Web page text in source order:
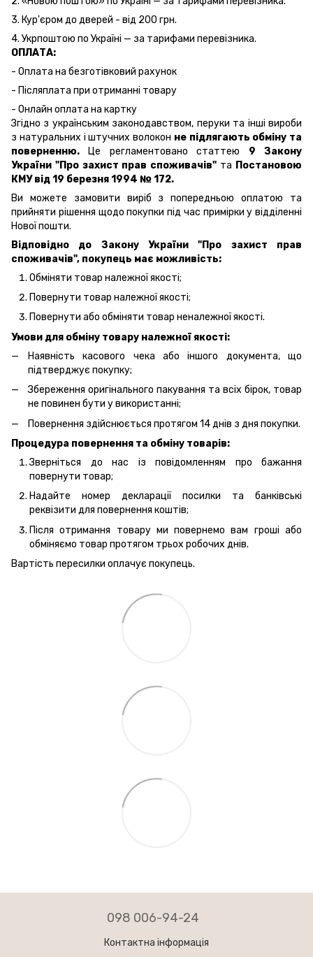
3. Кур'єром до дверей - від 200 грн.
4. Укрпоштою по Україні — за тарифами перевізника.
ОПЛАТА:
- Оплата на безготівковий рахунок
- Післяплата при отриманні товару
- Онлайн оплата на картку
Згідно з українським законодавством, перуки та інші вироби
з натуральних і штучних волокон не підлягають обміну та
поверненню. Це регламентовано статтею 9 Закону
України "Про захист прав споживачів" та Постановою
КМУ від 19 березня 1994 № 172.
Ви можете замовити виріб з попередньою оплатою та
прийняти рішення щодо покупки під час примірки у відділенні
Нової пошти.
Відповідно до Закону України "Про захист прав
споживачів", покупець має можливість:
Обміняти товар належної якості;
Повернути товар належної якості;
Повернути або обміняти товар неналежної якості.
Умови для обміну товару належної якості:
Наявність касового чека або іншого документа, що
підтверджує покупку;
Збереження оригінального пакування та всіх бірок, товар
не повинен бути у використанні;
Повернення здійснюється протягом 14 днів з дня покупки.
Процедура повернення та обміну товарів:
Зверніться до нас із повідомленням про бажання
повернути товар;
Надайте номер декларації посилки та банківські
реквізити для повернення коштів;
Після отримання товару ми повернемо вам гроші або
обміняємо товар протягом трьох робочих днів.
Вартість пересилки оплачує покупець.
098 006-94-24
Контактна інформація